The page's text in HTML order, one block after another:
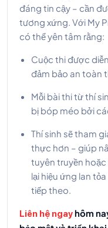
đáng tin cậy – cần
tương xứng. Với My
có thể yên tâm rằng:
Cuộc thi được
đảm bảo an toàn
Mỗi bài thi từ thí
bị bóp méo bởi
Thí sinh sẽ tham
thực hơn – giúp
tuyên truyền
lại hiệu ứng lan
tiếp theo.
Liên hệ ngayhôm